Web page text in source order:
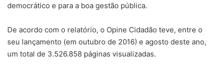
democrático e para a boa gestão pública.
De acordo com o relatório, o Opine Cidadão teve, entre o
seu lançamento (em outubro de 2016) e agosto deste ano,
um total de 3.526.858 páginas visualizadas.